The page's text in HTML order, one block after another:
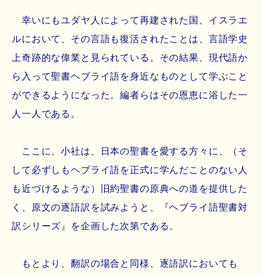
幸いにもユダヤ人によって再建された国、イスラエ
ルにおいて、その言語も復活されたことは、言語学史
上奇跡的な偉業と見られている。その結果、現代語か
ら入って聖書ヘブライ語を身近なものとして学ぶこと
ができるようになった。編者らはその恩恵に浴した一
人一人である。
ここに、小社は、日本の聖書を愛する方々に、（そ
して必ずしもヘブライ語を正式に学んだことのない人
も近づけるような）旧約聖書の原典への道を提供した
く、原文の逐語訳を試みようと、『ヘブライ語聖書対
訳シリーズ』を企画した次第である。
もとより、翻訳の場合と同様、逐語訳においても